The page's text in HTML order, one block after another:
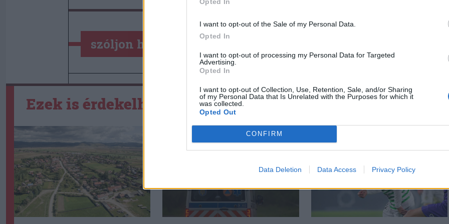
I want to opt-out of the Sale of my Personal Data.
Opted In
I want to opt-out of processing my Personal Data for Targeted
Advertising.
Opted In
I want to opt-out of Collection, Use, Retention, Sale, and/or Sharing
of my Personal Data that Is Unrelated with the Purposes for which it
was collected.
Opted Out
CONFIRM
Data Deletion Data Access Privacy Policy
szóljon hozzá!
Ezek is érdekelhetik